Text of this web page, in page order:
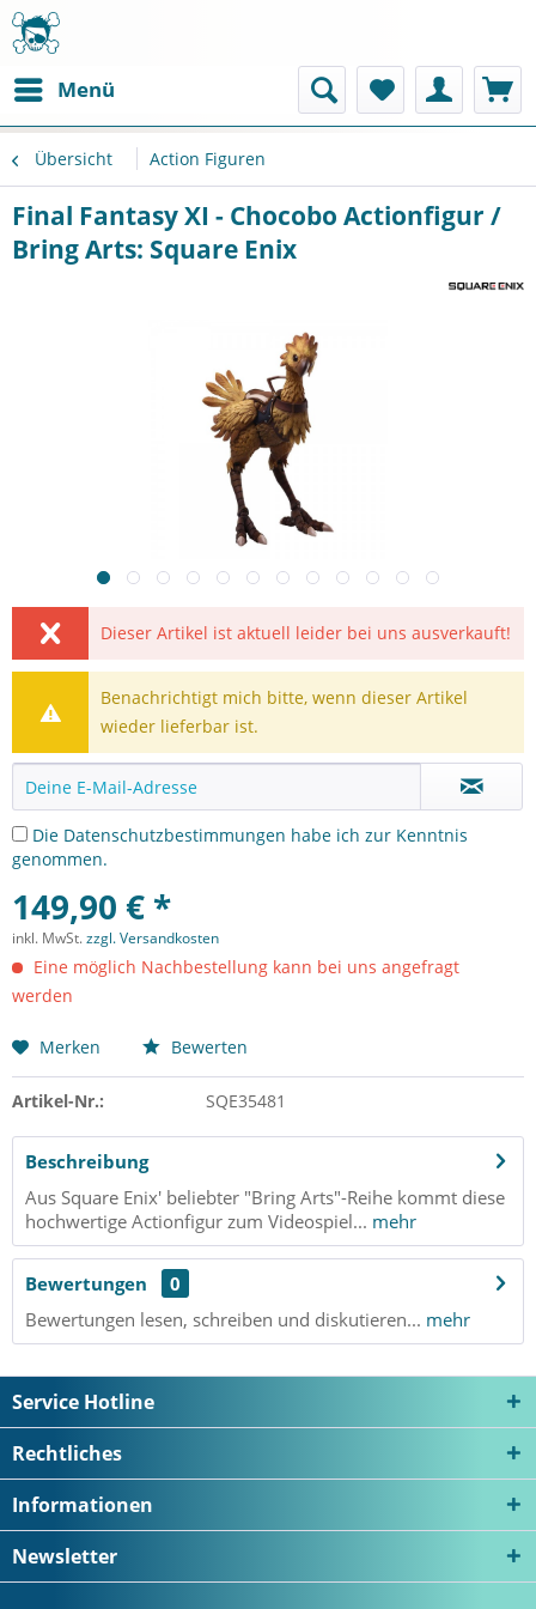
Menü
Übersicht Action Figuren
Final Fantasy XI - Chocobo Actionfigur /
Bring Arts: Square Enix
Dieser Artikel ist aktuell leider bei uns ausverkauft!
Benachrichtigt mich bitte, wenn dieser Artikel
wieder lieferbar ist.
Die Datenschutzbestimmungen habe ich zur Kenntnis
genommen.
149,90 € *
inkl. MwSt.zzgl. Versandkosten
Eine möglich Nachbestellung kann bei uns angefragt
werden
Merken Bewerten
Artikel-Nr.: SQE35481
Beschreibung
Aus Square Enix' beliebter "Bring Arts"-Reihe kommt diese
hochwertige Actionfigur zum Videospiel... mehr
Bewertungen
0
Bewertungen lesen, schreiben und diskutieren... mehr
Service Hotline
Rechtliches
Informationen
Newsletter